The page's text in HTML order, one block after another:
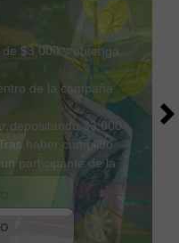
$3,000 y obtenga
de la campaña
depositando $3,000
haber cumplido
participante de la